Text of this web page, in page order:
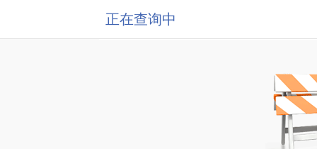
正在查询中